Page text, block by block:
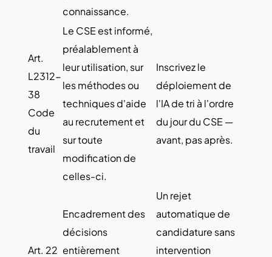
connaissance.
Art.
L2312-
38
Code
du
travail
Le CSE est informé,
préalablement à
leur utilisation, sur
les méthodes ou
techniques d'aide
au recrutement et
sur toute
modification de
celles-ci.
Inscrivez le
déploiement de
l'IA de tri à l'ordre
du jour du CSE —
avant, pas après.
Art. 22
Encadrement des
décisions
entièrement
Un rejet
automatique de
candidature sans
intervention